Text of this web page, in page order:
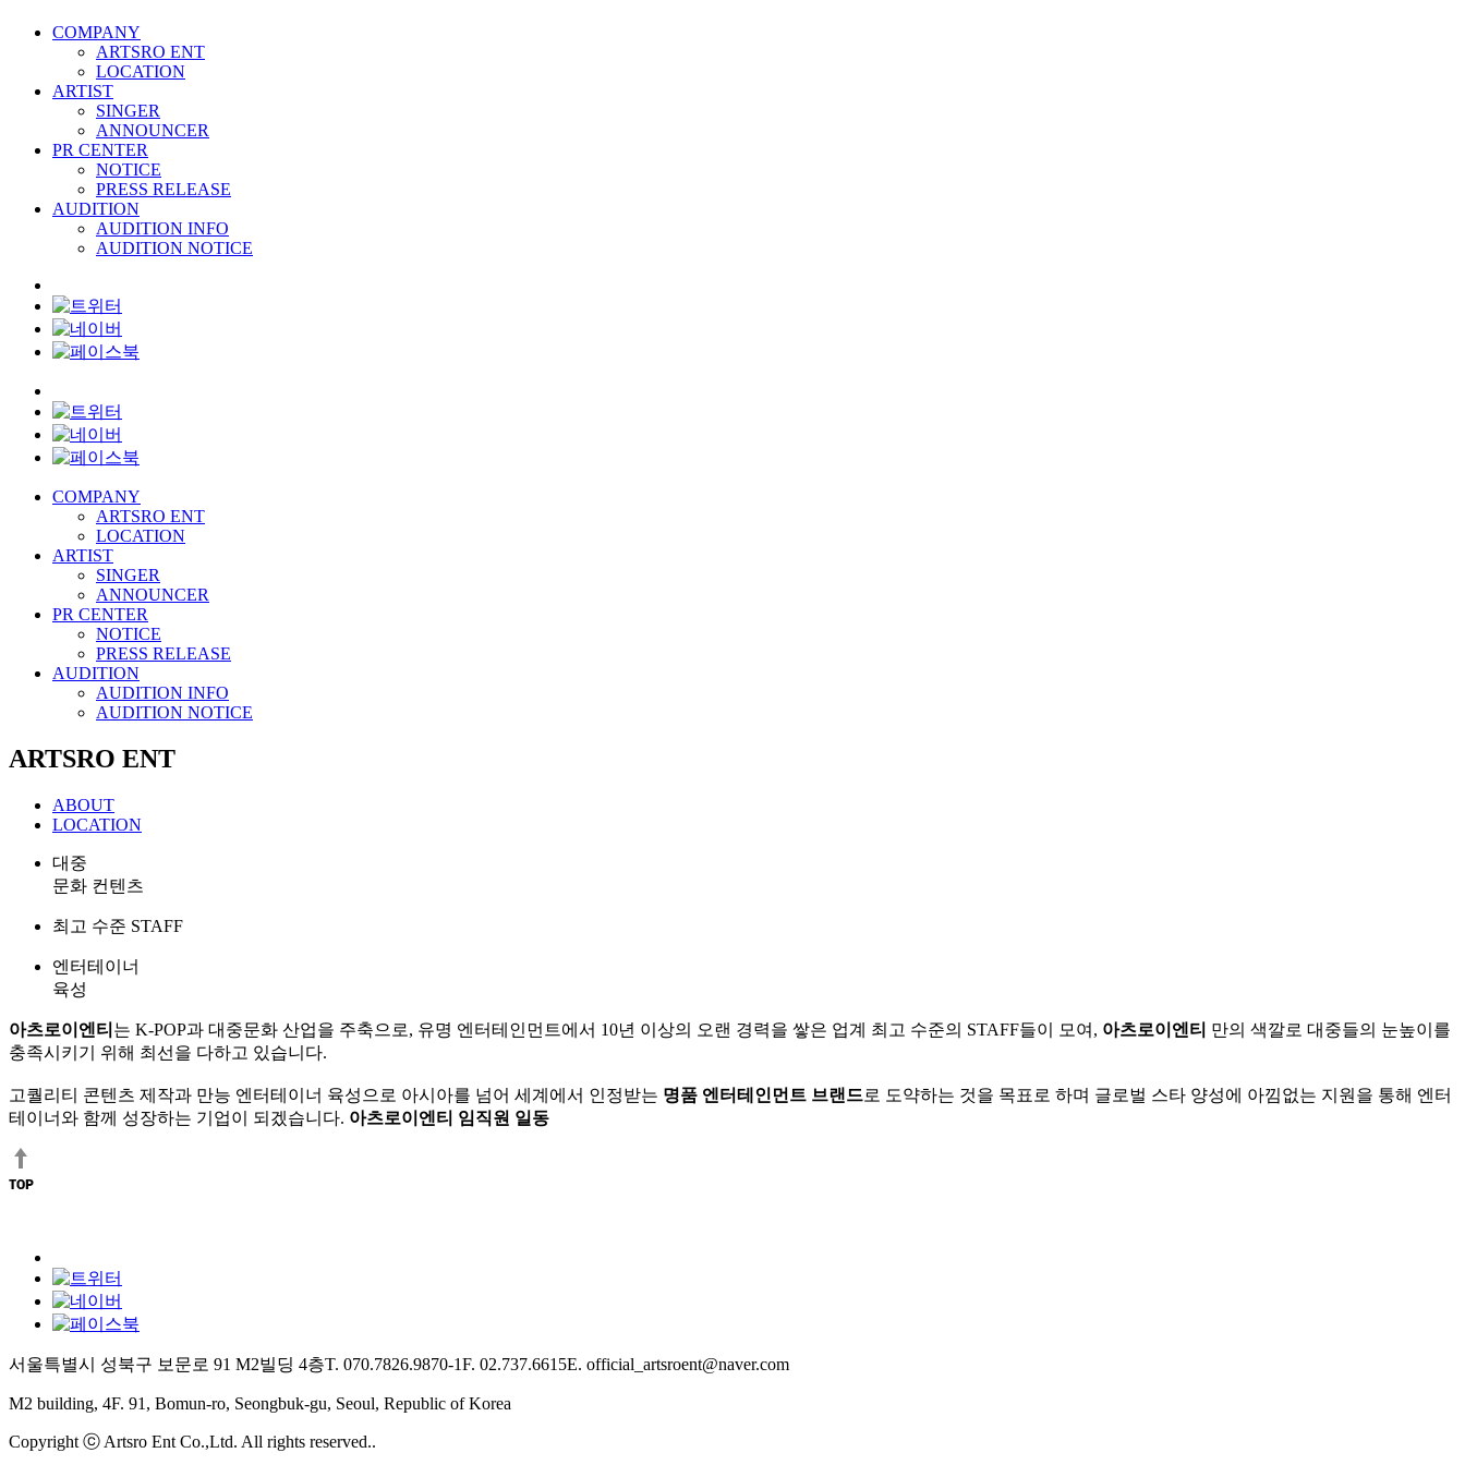
COMPANY
ARTSRO ENT
LOCATION
ARTIST
SINGER
ANNOUNCER
PR CENTER
NOTICE
PRESS RELEASE
AUDITION
AUDITION INFO
AUDITION NOTICE
COMPANY
ARTSRO ENT
LOCATION
ARTIST
SINGER
ANNOUNCER
PR CENTER
NOTICE
PRESS RELEASE
AUDITION
AUDITION INFO
AUDITION NOTICE
ARTSRO ENT
ABOUT
LOCATION
대중
문화 컨텐츠
최고 수준 STAFF
엔터테이너
육성
아츠로이엔티 는 K-POP과 대중문화 산업을 주축으로, 유명 엔터테인먼트에서 10년 이상의 오랜 경력을 쌓은 업계 최고 수준의 STAFF들이 모여, 아츠로이엔티 만의 색깔로 대중들의 눈높이를
충족시키기 위해 최선을 다하고 있습니다.
고퀄리티 콘텐츠 제작과 만능 엔터테이너 육성으로 아시아를 넘어 세계에서 인정받는 명품 엔터테인먼트 브랜드로 도약하는 것을 목표로 하며 글로벌 스타 양성에 아낌없는 지원을 통해 엔터
테이너와 함께 성장하는 기업이 되겠습니다. 아츠로이엔티 임직원 일동
서울특별시 성북구 보문로 91 M2빌딩 4층T. 070.7826.9870-1F. 02.737.6615E. official_artsroent@naver.com
M2 building, 4F. 91, Bomun-ro, Seongbuk-gu, Seoul, Republic of Korea
Copyright ⓒ Artsro Ent Co.,Ltd. All rights reserved..